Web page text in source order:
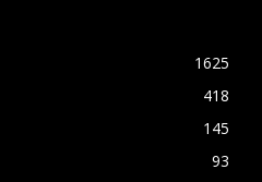
1625
418
145
93